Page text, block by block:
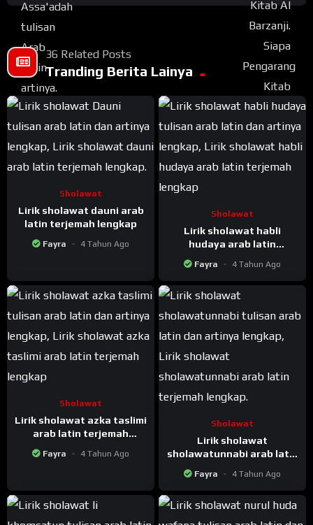
36 Related Posts
Tranding Berita Lainya
Sholawat
Lirik sholawat dauni arab
latin terjemah lengkap
Fayra 4 Tahun Ago
Sholawat
Lirik sholawat habli
hudaya arab latin
terjemah lengkap
Fayra 4 Tahun Ago
Sholawat
Lirik sholawat azka taslimi
arab latin terjemah
Fayra 4 Tahun Ago
Sholawat
Lirik sholawat
sholawatunnabi arab latin
terjemah lengkap
Fayra 4 Tahun Ago